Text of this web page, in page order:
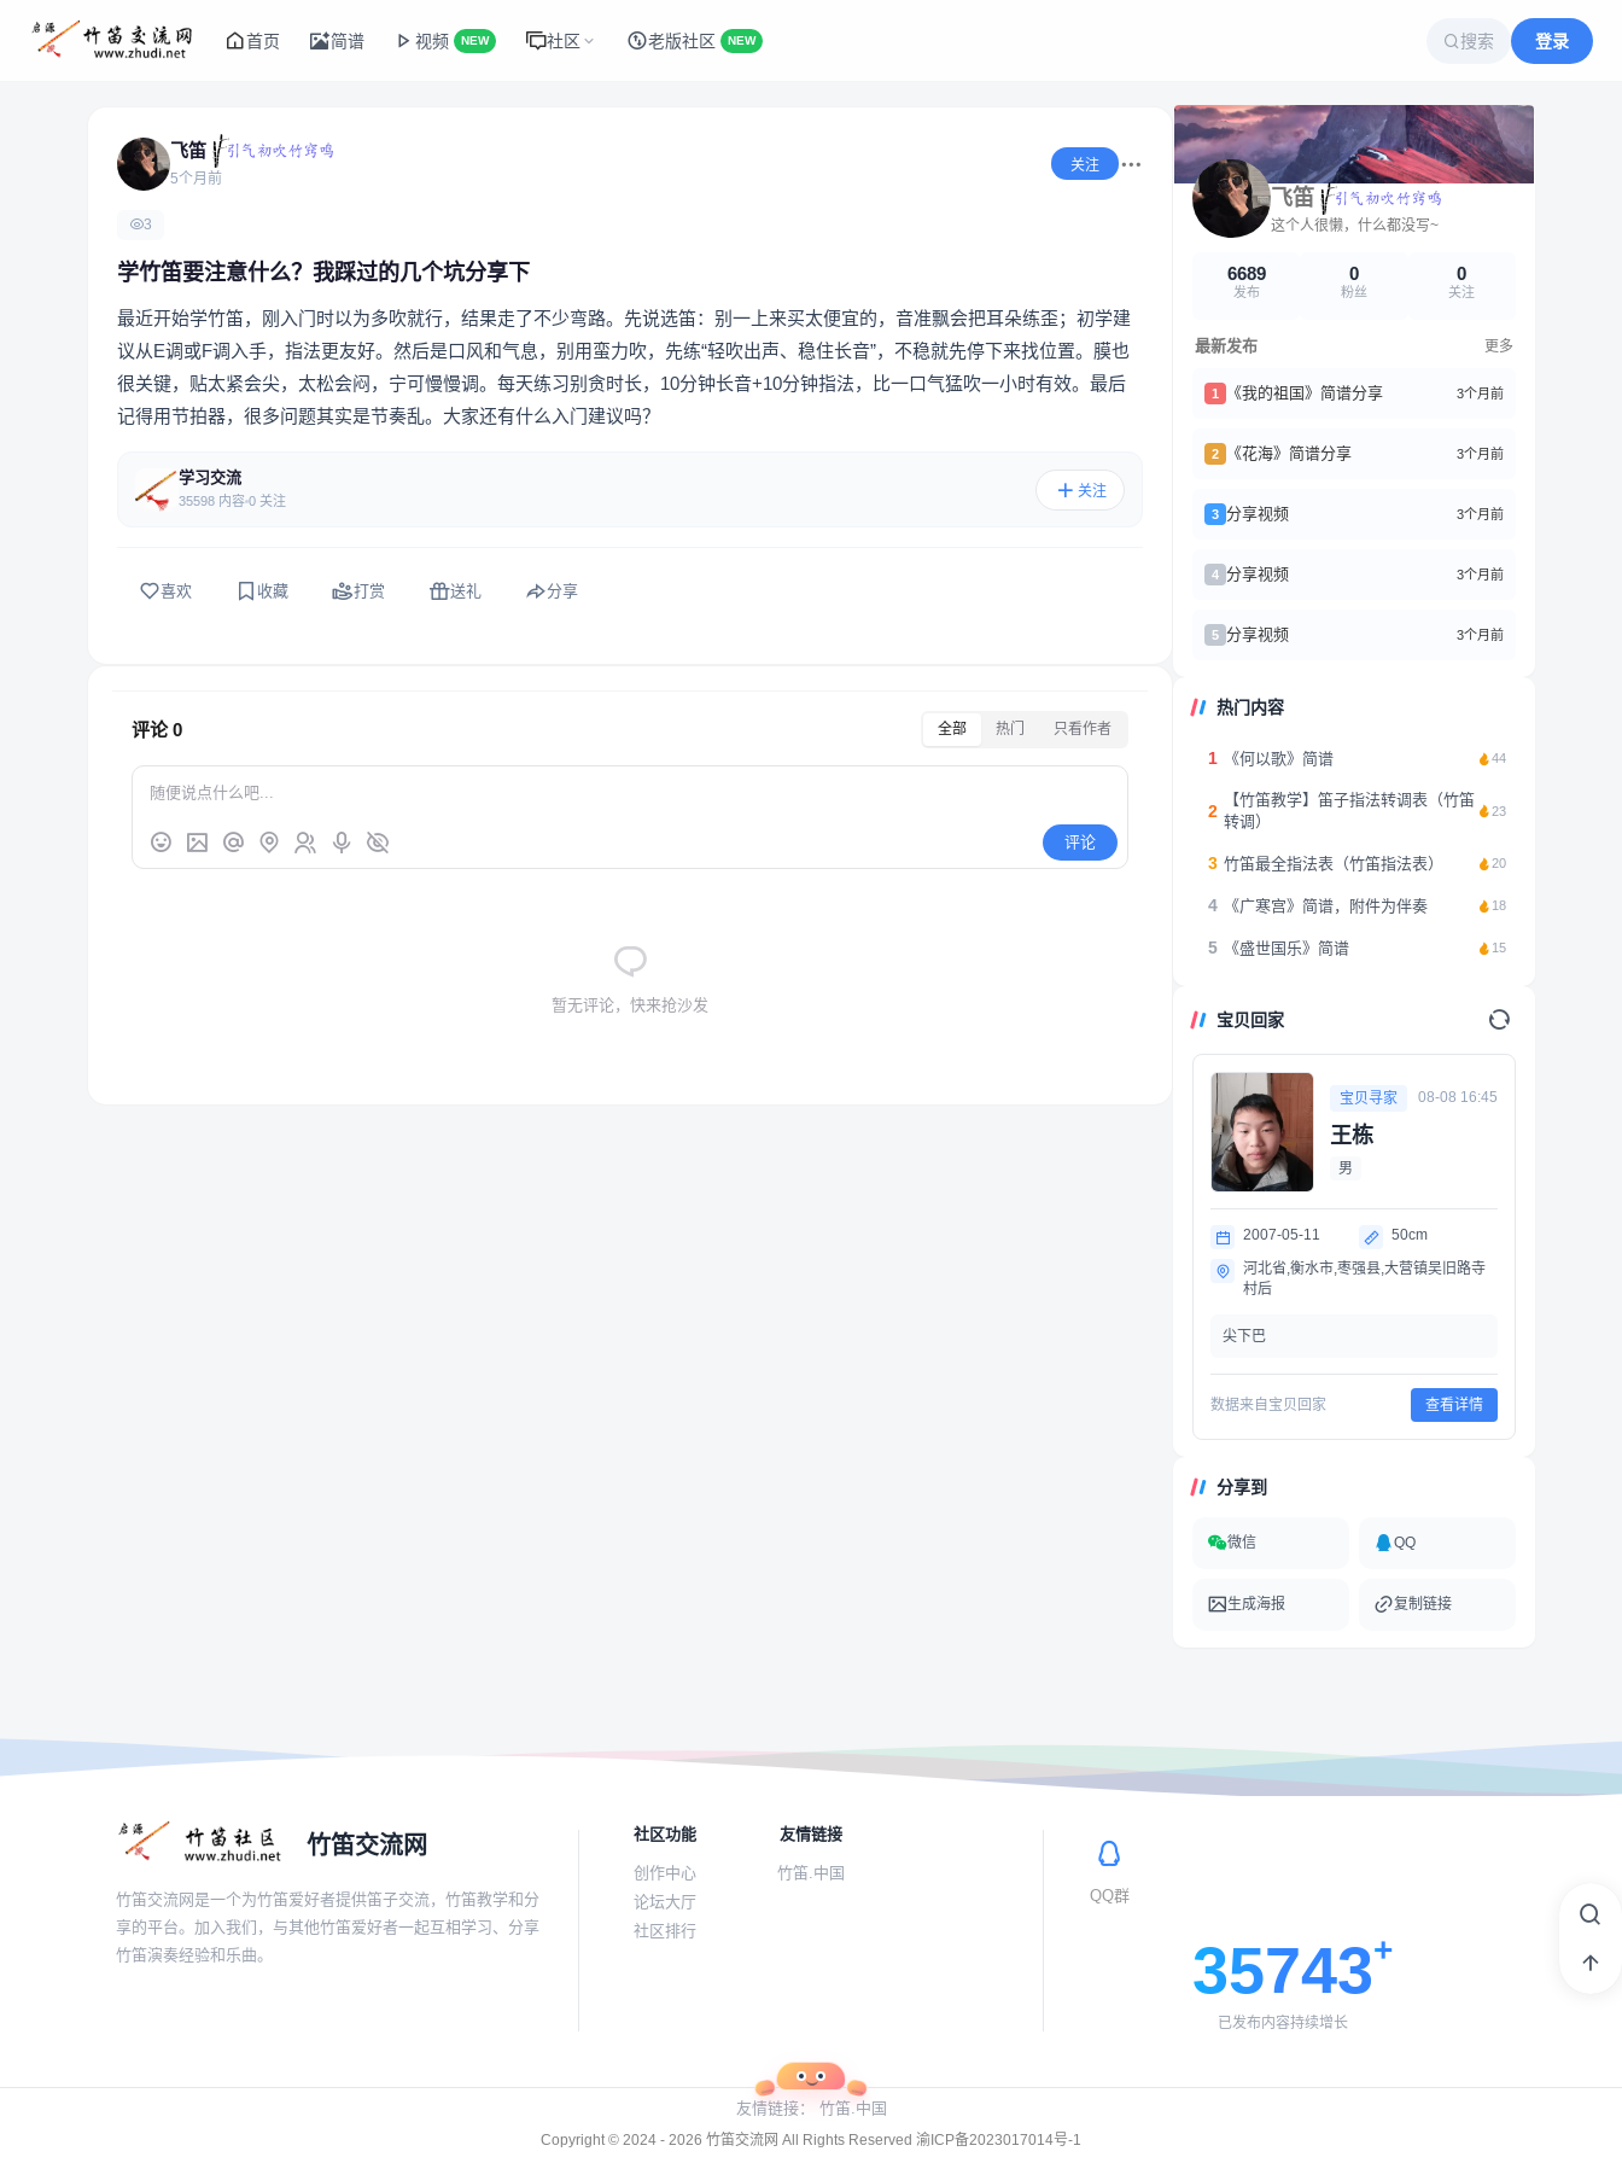
首页 简谱 视频 NEW 社区 老版社区 NEW 搜索 登录
飞笛
5个月前
关注
3
学竹笛要注意什么？我踩过的几个坑分享下
最近开始学竹笛，刚入门时以为多吹就行，结果走了不少弯路。先说选笛：别一上来买太便宜的，音准飘会把耳朵练歪；初学建
议从E调或F调入手，指法更友好。然后是口风和气息，别用蛮力吹，先练“轻吹出声、稳住长音”，不稳就先停下来找位置。膜也
很关键，贴太紧会尖，太松会闷，宁可慢慢调。每天练习别贪时长，10分钟长音+10分钟指法，比一口气猛吹一小时有效。最后
记得用节拍器，很多问题其实是节奏乱。大家还有什么入门建议吗？
学习交流
35598 内容 0 关注
关注
喜欢 收藏 打赏 送礼 分享
评论0 全部 热门 只看作者
评论
暂无评论，快来抢沙发
飞笛
这个人很懒，什么都没写~
6689
发布
0
粉丝
0
关注
最新发布 更多
1 《我的祖国》简谱分享 3个月前
2 《花海》简谱分享 3个月前
3 分享视频 3个月前
4 分享视频 3个月前
5 分享视频 3个月前
热门内容
1 《何以歌》简谱 44
2
【竹笛教学】笛子指法转调表（竹笛
转调）
23
3 竹笛最全指法表（竹笛指法表） 20
4 《广寒宫》简谱，附件为伴奏 18
5 《盛世国乐》简谱 15
宝贝回家
宝贝寻家 08-08 16:45
王栋
男
2007-05-11
50cm
河北省,衡水市,枣强县,大营镇吴旧路寺
村后
尖下巴
数据来自宝贝回家 查看详情
分享到
微信 QQ
生成海报 复制链接
竹笛交流网
竹笛交流网是一个为竹笛爱好者提供笛子交流，竹笛教学和分
享的平台。加入我们，与其他竹笛爱好者一起互相学习、分享
竹笛演奏经验和乐曲。
社区功能
创作中心
论坛大厅
社区排行
友情链接
竹笛.中国
QQ群
35743
已发布内容持续增长
友情链接： 竹笛.中国
Copyright © 2024 - 2026 竹笛交流网 All Rights Reserved 渝ICP备2023017014号-1